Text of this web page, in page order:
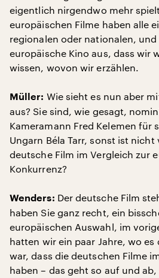
eigentlich nirgendwo mehr
europäischen Filme haben alle
regionalen oder nationalen,
europäische Kino aus, dass wir
wissen, wovon wir erzählen.
Müller: Wie sieht es nun aber
aus? Sie sind, wie gesagt,
Kameramann Fred Kelemen für
Ungarn Béla Tarr, sonst ist
deutsche Film im Vergleich zur
Konkurrenz?
Wenders: Der deutsche Film
haben Sie ganz recht, ein
europäischen Auswahl, im
hatten wir ein paar Jahre, wo
war, dass die deutschen Filme
haben – das geht so auf und